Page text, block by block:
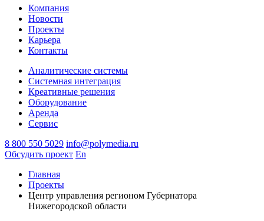
Компания
Новости
Проекты
Карьера
Контакты
Аналитические системы
Системная интеграция
Креативные решения
Оборудование
Аренда
Сервис
8 800 550 5029 info@polymedia.ru
Обсудить проект En
Главная
Проекты
Центр управления регионом Губернатора
Нижегородской области